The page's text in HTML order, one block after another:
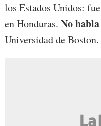
los Estados Unidos:
en Honduras. No
Universidad de Boston.